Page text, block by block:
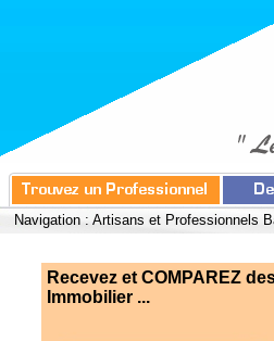
Navigation : Artisans et Professionnels
Recevez et COMPAREZ
Immobilier ...